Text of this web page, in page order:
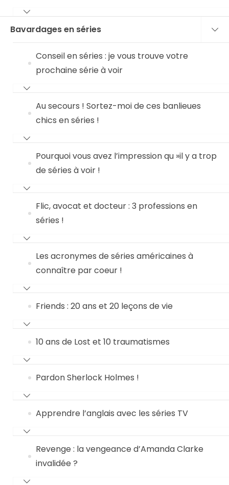
Bavardages en séries
Conseil en séries : je vous trouve votre
prochaine série à voir
Au secours ! Sortez-moi de ces banlieues
chics en séries !
Pourquoi vous avez l’impression qu »il y a trop
de séries à voir !
Flic, avocat et docteur : 3 professions en
séries !
Les acronymes de séries américaines à
connaître par coeur !
Friends : 20 ans et 20 leçons de vie
10 ans de Lost et 10 traumatismes
Pardon Sherlock Holmes !
Apprendre l’anglais avec les séries TV
Revenge : la vengeance d’Amanda Clarke
invalidée ?